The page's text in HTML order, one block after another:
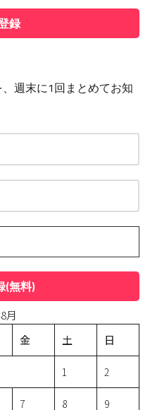
週末に1回まとめてお知
月
金 土 日
1 2
7 8 9